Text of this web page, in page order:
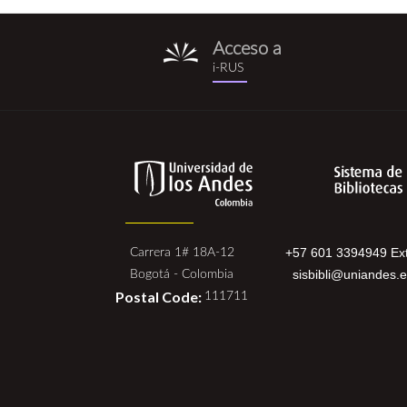
i-
rus.png
Acceso a
i-RUS
Carrera 1# 18A-12
Bogotá - Colombia
Postal Code: 111711
+57 601 3394949